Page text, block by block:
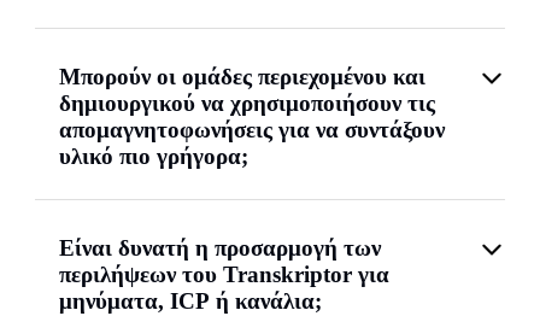
Μπορούν οι ομάδες περιεχομένου και
δημιουργικού να χρησιμοποιήσουν τις
απομαγνητοφωνήσεις για να συντάξουν
υλικό πιο γρήγορα;
Είναι δυνατή η προσαρμογή των
περιλήψεων του Transkriptor για
μηνύματα, ICP ή κανάλια;